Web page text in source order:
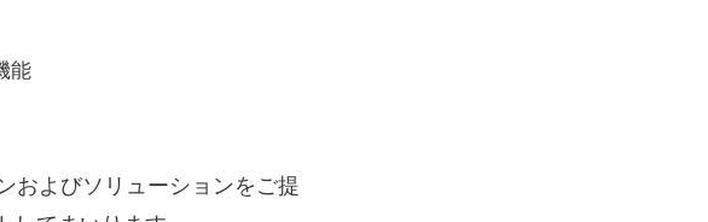
能
およびソリューションをご提